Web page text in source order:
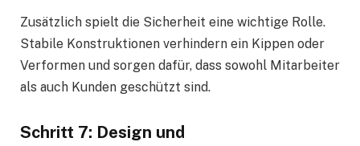
Zusätzlich spielt die Sicherheit eine wichtige Rolle.
Stabile Konstruktionen verhindern ein Kippen oder
Verformen und sorgen dafür, dass sowohl Mitarbeiter
als auch Kunden geschützt sind.
Schritt 7: Design und